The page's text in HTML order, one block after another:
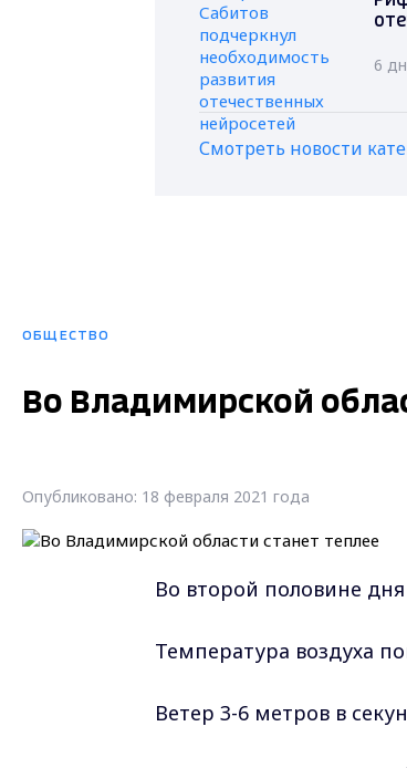
6
Смотреть новости
ОБЩЕСТВО
Во Владимирской
Опубликовано: 18 февраля 2021 года
Во второй половине
Температура воздуха
Ветер 3-6 метров в